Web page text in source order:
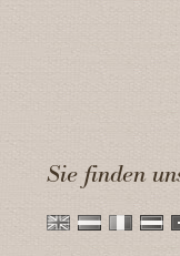
Sie finden